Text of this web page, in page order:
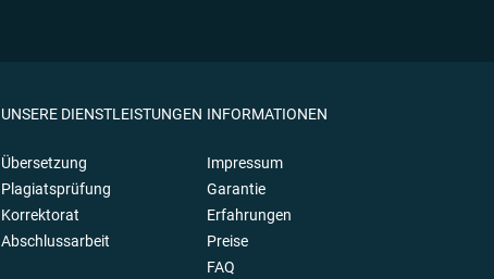
UNSERE DIENSTLEISTUNGEN
Übersetzung
Plagiatsprüfung
Korrektorat
Abschlussarbeit
INFORMATIONEN
Impressum
Garantie
Erfahrungen
Preise
FAQ